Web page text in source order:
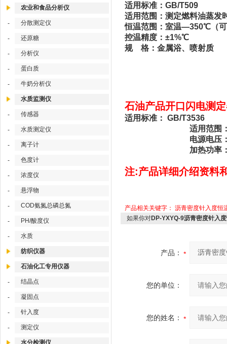
农业和食品分析仪
- 分散测定仪
- 还原糖
- 分析仪
- 蛋白质
- 牛奶分析仪
水质监测仪
- 传感器
- 水质测定仪
- 离子计
- 色度计
- 浓度仪
- 悬浮物
- COD氨氮总磷总氮
- PH/酸度仪
- 水质
纺织仪器
石油化工专用仪器
- 结晶点
- 凝固点
- 针入度
- 测定仪
水分检测仪
适用标准：GB/T509
适用范围：测定燃料油蒸发
恒温范围：室温—350℃（
控温精度：±1%℃
规 格：金属浴、喷射质
石油产品开口闪电测
适用标准： GB/T3536
适用范围：测定燃
电源电压：～
加热功率：10-
注:产品详细介绍资料
产品相关关键字： 沥青密度针入度恒
如果你对DP-YXYQ-9沥青密度针入
产品：
您的单位：
您的姓名：